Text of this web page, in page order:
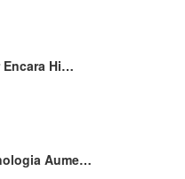
Encara Hi…
Aume…